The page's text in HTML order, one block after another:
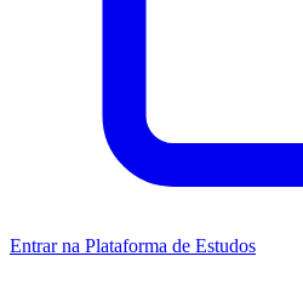
Entrar na Plataforma de Estudos